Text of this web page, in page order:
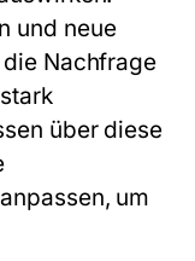
und neue
die Nachfrage
über diese
um